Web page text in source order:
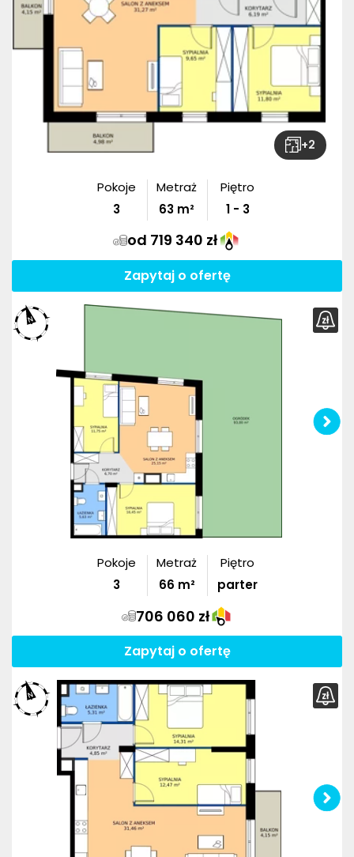
+2
Pokoje
3
Metraż
63 m²
Piętro
1 - 3
od 719 340 zł
Zapytaj o ofertę
Pokoje
3
Metraż
66 m²
Piętro
parter
706 060 zł
Zapytaj o ofertę